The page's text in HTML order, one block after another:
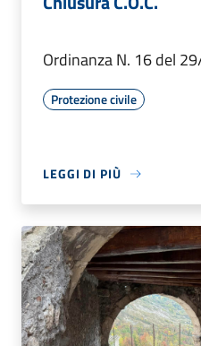
Ordinanza N. 16 del
Protezione civile
LEGGI DI PIÙ